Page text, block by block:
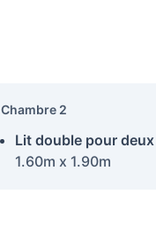
Chambre 2
Lit double pour
1.60m x 1.90m